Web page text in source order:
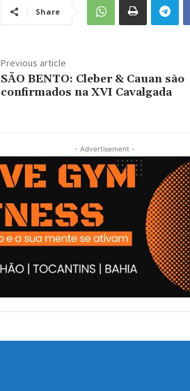
Share
Previous article
SÃO BENTO: Cleber & Cauan são
confirmados na XVI Cavalgada
- Advertisement -